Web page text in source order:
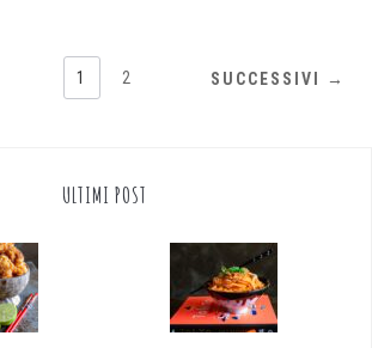
1 2 SUCCESSIVI →
ULTIMI POST